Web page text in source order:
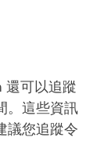
還可以追蹤
。這些資訊
議您追蹤令